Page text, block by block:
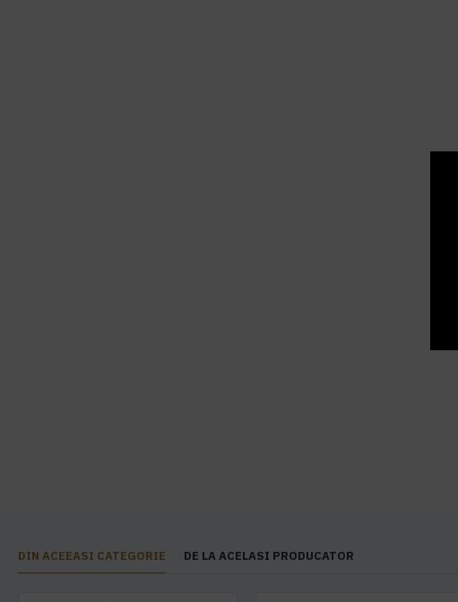
DIN ACEEASI CATEGORIE DE LA ACELASI PRODUCATOR